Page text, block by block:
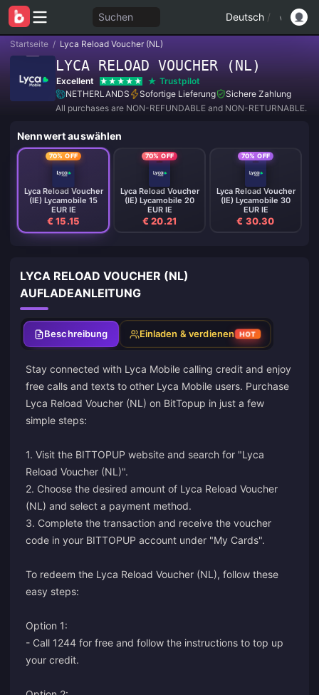
Suchen Deutsch /
Startseite / Lyca Reload Voucher (NL)
LYCA RELOAD VOUCHER (NL)
Excellent
Trustpilot
NETHERLANDS
Sofortige Lieferung
Sichere Zahlung
All purchases are NON-REFUNDABLE and NON-RETURNABLE.
Nennwert auswählen
70% OFF
Lyca Reload Voucher
(IE) Lycamobile 15
EUR IE
€ 15.15
70% OFF
Lyca Reload Voucher
(IE) Lycamobile 20
EUR IE
€ 20.21
70% OFF
Lyca Reload Voucher
(IE) Lycamobile 30
EUR IE
€ 30.30
LYCA RELOAD VOUCHER (NL)
AUFLADEANLEITUNG
Beschreibung Einladen & verdienen HOT
Stay connected with Lyca Mobile calling credit and enjoy
free calls and texts to other Lyca Mobile users. Purchase
Lyca Reload Voucher (NL) on BitTopup in just a few
simple steps:
1. Visit the BITTOPUP website and search for "Lyca
Reload Voucher (NL)".
2. Choose the desired amount of Lyca Reload Voucher
(NL) and select a payment method.
3. Complete the transaction and receive the voucher
code in your BITTOPUP account under "My Cards".
To redeem the Lyca Reload Voucher (NL), follow these
easy steps:
Option 1:
- Call 1244 for free and follow the instructions to top up
your credit.